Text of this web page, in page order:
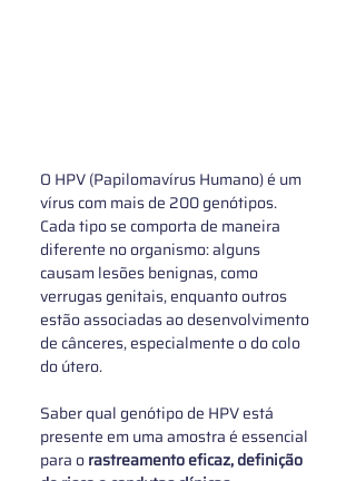
O HPV (Papilomavírus Humano) é um
vírus com mais de 200 genótipos.
Cada tipo se comporta de maneira
diferente no organismo: alguns
causam lesões benignas, como
verrugas genitais, enquanto outros
estão associadas ao desenvolvimento
de cânceres, especialmente o do colo
do útero.
Saber qual genótipo de HPV está
presente em uma amostra é essencial
para o rastreamento eficaz, definição